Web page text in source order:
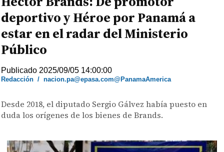
deportivo y Héroe por Panamá a
estar en el radar del Ministerio
Público
Publicado 2025/09/05 14:00:00
Redacción /nacion.pa@epasa.com@PanamaAmerica
Desde 2018, el diputado Sergio Gálvez había puesto en
duda los orígenes de los bienes de Brands.